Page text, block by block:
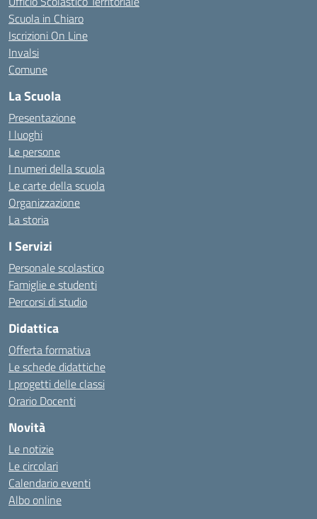
Scuola in Chiaro
Iscrizioni On Line
Invalsi
Comune
La Scuola
Presentazione
I luoghi
Le persone
I numeri della scuola
Le carte della scuola
Organizzazione
La storia
I Servizi
Personale scolastico
Famiglie e studenti
Percorsi di studio
Didattica
Offerta formativa
Le schede didattiche
I progetti delle classi
Orario Docenti
Novità
Le notizie
Le circolari
Calendario eventi
Albo online